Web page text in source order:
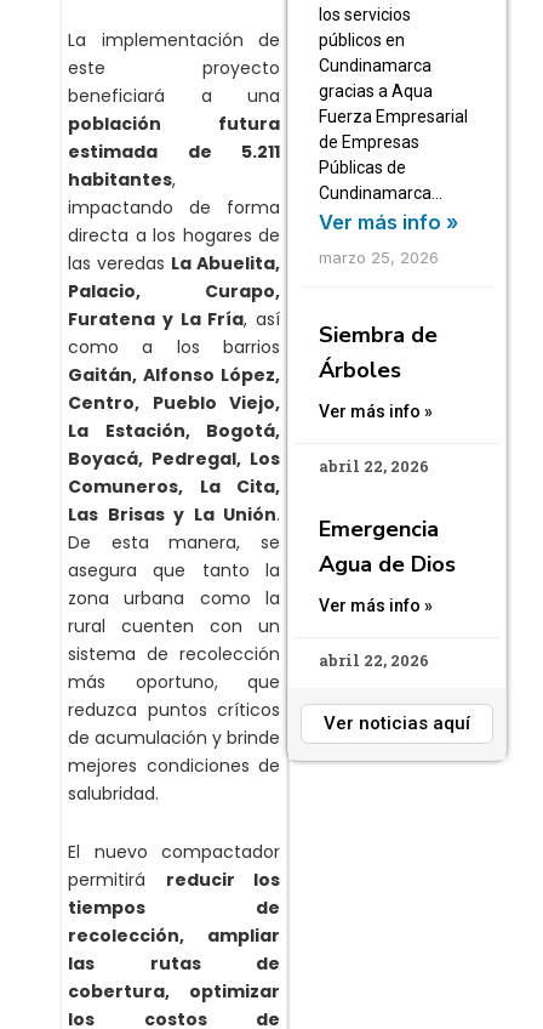
La implementación de
este proyecto
beneficiará a una
población futura
estimada de 5.211
habitantes,
impactando de forma
directa a los hogares de
las veredas La Abuelita,
Palacio, Curapo,
Furatena y La Fría, así
como a los barrios
Gaitán, Alfonso López,
Centro, Pueblo Viejo,
La Estación, Bogotá,
Boyacá, Pedregal, Los
Comuneros, La Cita,
Las Brisas y La Unión.
De esta manera, se
asegura que tanto la
zona urbana como la
rural cuenten con un
sistema de recolección
más oportuno, que
reduzca puntos críticos
de acumulación y brinde
mejores condiciones de
salubridad.
El nuevo compactador
permitirá reducir los
tiempos de
recolección, ampliar
las rutas de
cobertura, optimizar
los costos de
los servicios
públicos en
Cundinamarca
gracias a Aqua
Fuerza Empresarial
de Empresas
Públicas de
Cundinamarca…
Ver más info »
marzo 25, 2026
Siembra de
Árboles
Ver más info »
abril 22, 2026
Emergencia
Agua de Dios
Ver más info »
abril 22, 2026
Ver noticias aquí